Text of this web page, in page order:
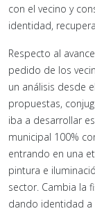
con el vecino y
identidad,
Respecto al
pedido de los
un análisis desde
propuestas,
iba a desarrollar
municipal 100%
entrando en una
pintura e
sector. Cambia la
dando identidad a